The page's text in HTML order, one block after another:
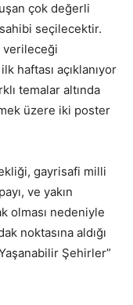
çok değerli
seçilecektir.
verileceği
haftası açıklanıyor
temalar altında
üzere iki poster
gayrisafi milli
ve yakın
olması nedeniyle
noktasına aldığı
Şehirler”